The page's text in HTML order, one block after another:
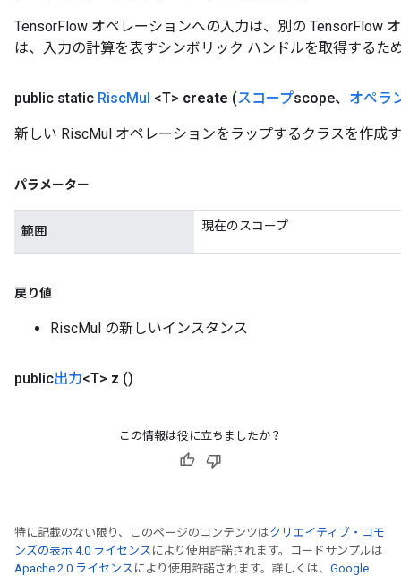
TensorFlow オペレーションへの入力は、別の TensorFlow
は、入力の計算を表すシンボリック ハンドルを取得するた
public static RiscMul <T> create (スコープscope、 オペラ
新しい RiscMul オペレーションをラップするクラスを作成
パラメーター
範囲 現在のスコープ
戻り値
RiscMul の新しいインスタンス
public出力<T> z ()
この情報は役に立ちましたか？
特に記載のない限り、このページのコンテンツはクリエイティブ・コモ
ンズの表示 4.0 ライセンス により使用許諾されます。コードサンプルは
Apache 2.0 ライセンス により使用許諾されます。詳しくは、 Google